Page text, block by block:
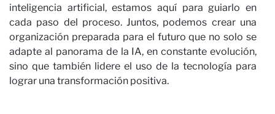
inteligencia artificial, estamos aquí para guiarlo en
cada paso del proceso. Juntos, podemos crear una
organización preparada para el futuro que no solo se
adapte al panorama de la IA, en constante evolución,
sino que también lidere el uso de la tecnología para
lograr una transformación positiva.